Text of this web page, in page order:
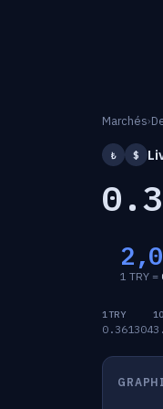
Marchés›
₺ $
1 TRY =
1 TRY
0.361304